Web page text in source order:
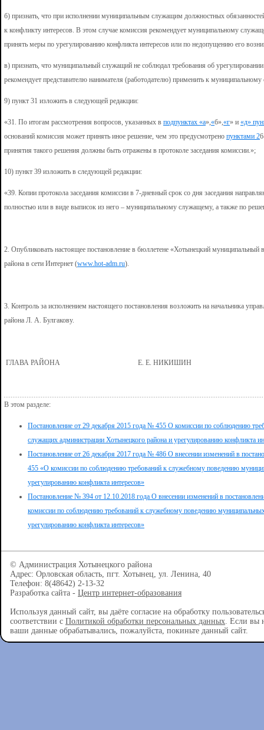
б) признать, что при исполнении муниципальным служащим должностных
к конфликту интересов. В этом случае комиссия рекомендует муниципальному
принять меры по урегулированию конфликта интересов или по недопущению его
в) признать, что муниципальный служащий не соблюдал требования об
рекомендует представителю нанимателя (работодателю) применить к
9) пункт 31 изложить в следующей редакции:
«31. По итогам рассмотрения вопросов, указанных в подпунктах «а»,«б»,«г» и «д»
оснований комиссия может принять иное решение, чем это предусмотрено пунктами 2
принятия такого решения должны быть отражены в протоколе заседания комиссии.»;
10) пункт 39 изложить в следующей редакции:
«39. Копии протокола заседания комиссии в 7-дневный срок со дня заседания
полностью или в виде выписок из него – муниципальному служащему, а также по
2. Опубликовать настоящее постановление в бюллетене «Хотынецкий муниципальный
района в сети Интернет (www.hot-adm.ru).
3. Контроль за исполнением настоящего постановления возложить на начальника
района Л. А. Булгакову.
ГЛАВА РАЙОНА Е. Е. НИКИШИН
В этом разделе:
Постановление от 29 декабря 2015 года № 455 О комиссии по соблюдению
служащих администрации Хотынецкого района и урегулированию конфликта
Постановление от 26 декабря 2017 года № 486 О внесении изменений в
455 «О комиссии по соблюдению требований к служебному поведению
урегулированию конфликта интересов»
Постановление № 394 от 12.10.2018 года О внесении изменений в
комиссии по соблюдению требований к служебному поведению
урегулированию конфликта интересов»
© Администрация Хотынецкого района
Адрес: Орловская область, пгт. Хотынец, ул. Ленина, 40
Телефон: 8(48642) 2-13-32
Разработка сайта - Центр интернет-образования
Используя данный сайт, вы даёте согласие на обработку
соответствии с Политикой обработки персональных данных. Если вы
ваши данные обрабатывались, пожалуйста, покиньте данный сайт.